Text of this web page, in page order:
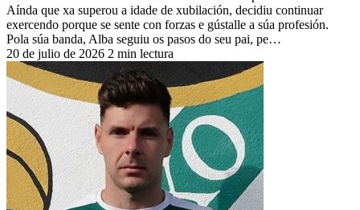
Aínda que xa superou a idade de xubilación, decidiu continuar
exercendo porque se sente con forzas e gústalle a súa profesión.
Pola súa banda, Alba seguiu os pasos do seu pai, pe…
20 de julio de 2026 2 min lectura